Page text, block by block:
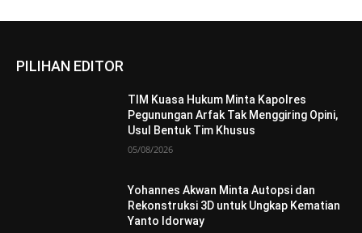
PILIHAN EDITOR
TIM Kuasa Hukum Minta Kapolres
Pegunungan Arfak Tak Menggiring Opini,
Usul Bentuk Tim Khusus
05/08/2026
Yohannes Akwan Minta Autopsi dan
Rekonstruksi 3D untuk Ungkap Kematian
Yanto Idorway